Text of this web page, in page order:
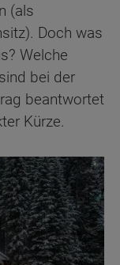
(als
Doch was
Welche
bei der
beantwortet
Kürze.